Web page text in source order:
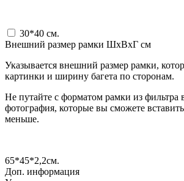
30*40 см.
Внешний размер рамки ШxВxГ см
Указывается внешний размер рамки,
картинки и ширину багета по сторонам.
Не путайте с форматом рамки из
фотография, которые вы сможете
меньше.
65*45*2,2см.
Доп. информация